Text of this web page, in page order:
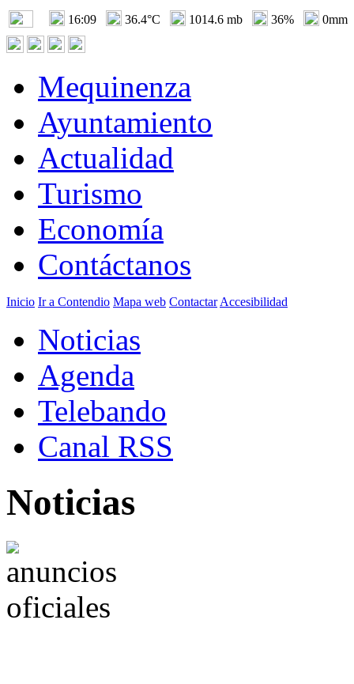
16:09 36.4°C 1014.6 mb 36% 0mm
Mequinenza
Ayuntamiento
Actualidad
Turismo
Economía
Contáctanos
Inicio Ir a Contendio Mapa web Contactar Accesibilidad
Noticias
Agenda
Telebando
Canal RSS
Noticias